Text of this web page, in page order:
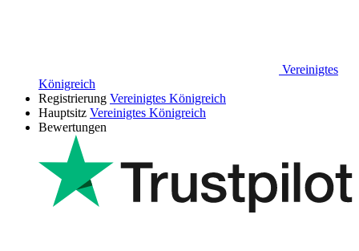
Vereinigtes
Königreich
Registrierung Vereinigtes Königreich
Hauptsitz Vereinigtes Königreich
Bewertungen